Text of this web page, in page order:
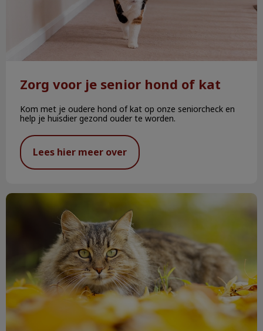
Zorg voor je senior hond of kat
Kom met je oudere hond of kat op onze seniorcheck en
help je huisdier gezond ouder te worden.
Lees hier meer over
Najaarskriebels